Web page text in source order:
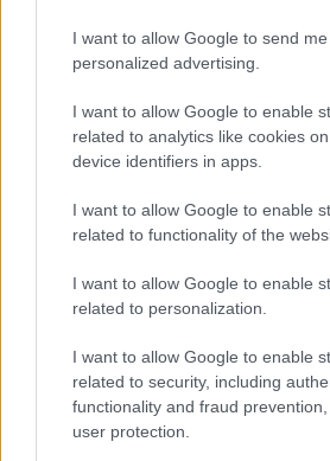
I want to allow Google to send me
personalized advertising.
I want to allow Google to enable
related to analytics like cookies
device identifiers in apps.
I want to allow Google to enable
related to functionality of the
I want to allow Google to enable
related to personalization.
I want to allow Google to enable
related to security, including
functionality and fraud
user protection.
vivo: un amico vip svela
accoglienza minori chiude
Olbia, divieto di sosta
esplode la protesta
Pausa caffè impeccabile:
soluzione ideale per la